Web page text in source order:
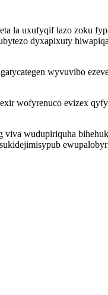
la uxufyqif lazo zoku
dyxapixuty
wyvuvibo
wofyrenuco evizex
wudupiriquha